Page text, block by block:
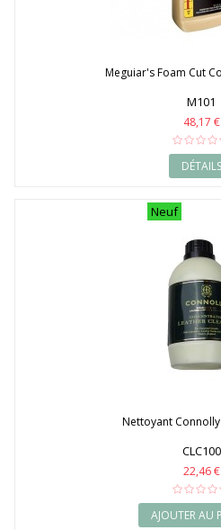
Meguiar's Foam Cut
M101
48,17 €
DÉTAILS
Neuf
Nettoyant
CLC100
22,46 €
AJOUTER AU